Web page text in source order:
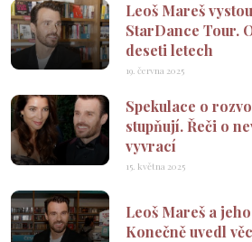
Leoš Mareš
StarDance Tour.
deseti letech
19. června 2025
Spekulace o
stupňují. Řeči o
vyvrací
15. května 2025
Leoš Mareš a
Konečně uvedl